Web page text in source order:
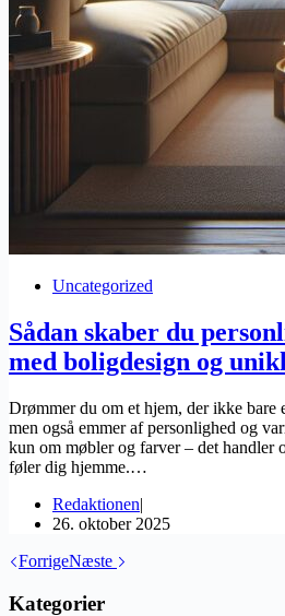
Uncategorized
Sådan skaber du
med boligdesign og
Drømmer du om et hjem, der ikke bare
men også emmer af personlighed og
kun om møbler og farver – det handler
føler dig hjemme.…
Redaktionen
26. oktober 2025
ForrigeNæste
Kategorier